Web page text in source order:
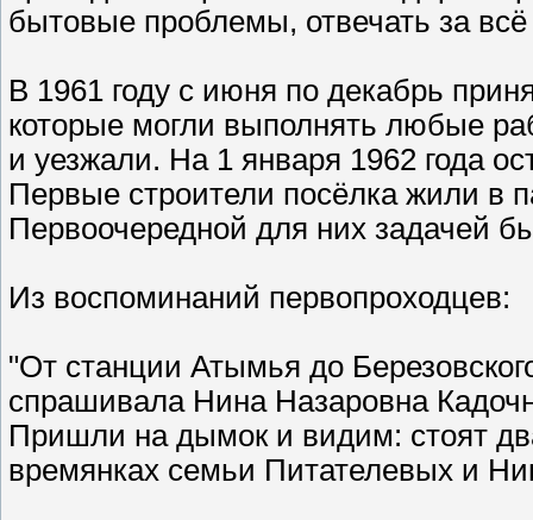
бытовые проблемы, отвечать за всё
В 1961 году с июня по декабрь
которые могли выполнять любые
и уезжали. На 1 января 1962 года
Первые строители посёлка жили в
Первоочередной для них задачей
Из воспоминаний первопроходцев:
"От станции Атымья до
спрашивала Нина Назаровна
Пришли на дымок и видим: стоят
времянках семьи Питателевых и